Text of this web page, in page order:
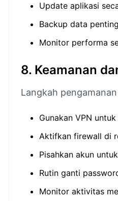
Update aplikasi
Backup data penting
Monitor performa
8. Keamanan
Langkah
Gunakan VPN
Aktifkan firewall di
Pisahkan akun
Rutin ganti
Monitor aktivitas